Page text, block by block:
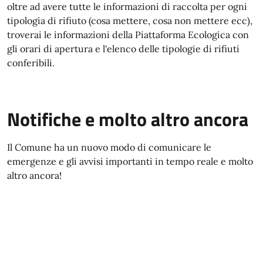
oltre ad avere tutte le informazioni di raccolta per ogni
tipologia di rifiuto (cosa mettere, cosa non mettere ecc),
troverai le informazioni della Piattaforma Ecologica con
gli orari di apertura e l'elenco delle tipologie di rifiuti
conferibili.
Notifiche e molto altro ancora
Il Comune ha un nuovo modo di comunicare le
emergenze e gli avvisi importanti in tempo reale e molto
altro ancora!